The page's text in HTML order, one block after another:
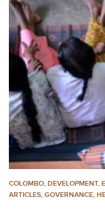
COLOMBO, DEVELOPMENT,
ARTICLES, GOVERNANCE,